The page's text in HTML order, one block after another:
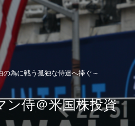
の為に戦う孤独な侍達へ捧ぐ～
ン侍＠米国株投資